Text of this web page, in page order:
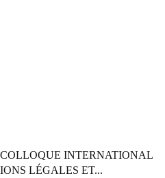
COLLOQUE INTERNATIONAL
LÉGALES ET...